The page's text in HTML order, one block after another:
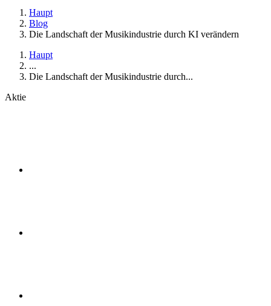
Haupt
Blog
Die Landschaft der Musikindustrie durch KI verändern
Haupt
...
Die Landschaft der Musikindustrie durch...
Aktie